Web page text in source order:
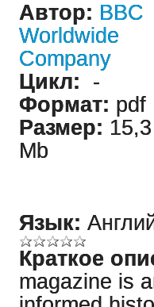
Автор: BBC
Worldwide
Company
Цикл: -
Формат: pdf
Размер: 15,3
Mb
Язык:
Краткое
magazine is